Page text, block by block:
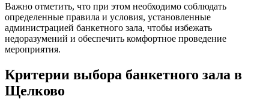
Важно отметить, что при этом необходимо соблюдать
определенные правила и условия, установленные
администрацией банкетного зала, чтобы избежать
недоразумений и обеспечить комфортное проведение
мероприятия.
Критерии выбора банкетного зала в
Щелково